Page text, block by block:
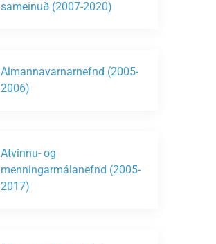
sameinuð (2007-2020)
Almannavarnarnefnd (2005-
2006)
Atvinnu- og
menningarmálanefnd (2005-
2017)